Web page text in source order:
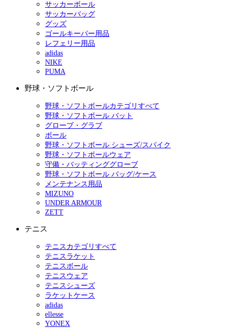
サッカーボール
サッカーバッグ
グッズ
ゴールキーパー用品
レフェリー用品
adidas
NIKE
PUMA
野球・ソフトボール
野球・ソフトボールカテゴリすべて
野球・ソフトボール バット
グローブ・グラブ
ボール
野球・ソフトボール シューズ/スパイク
野球・ソフトボールウェア
守備・バッティンググローブ
野球・ソフトボール バッグ/ケース
メンテナンス用品
MIZUNO
UNDER ARMOUR
ZETT
テニス
テニスカテゴリすべて
テニスラケット
テニスボール
テニスウェア
テニスシューズ
ラケットケース
adidas
ellesse
YONEX